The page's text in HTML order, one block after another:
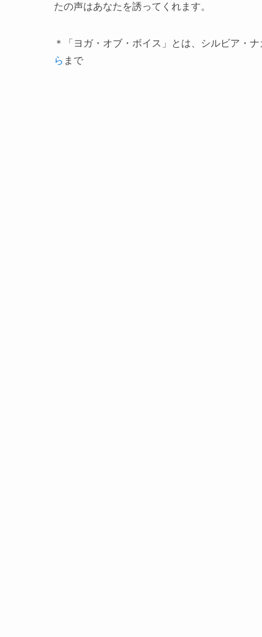
たの声はあなたを誘ってくれます。
＊「ヨガ・オブ・ボイス」とは、シルビア・
ら まで